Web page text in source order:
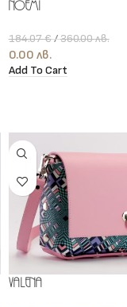
Noemi
184.07€/360.00лв.
0.00 лв.
Add To Cart
Valena